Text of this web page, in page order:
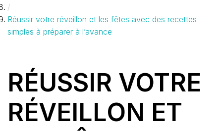
/
Réussir votre réveillon et les fêtes avec des recettes
simples à préparer à l’avance
RÉUSSIR VOTRE
RÉVEILLON ET